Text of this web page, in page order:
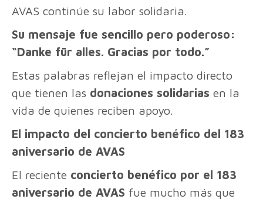
AVAS continúe su labor solidaria.
Su mensaje fue sencillo pero poderoso:
“Danke für alles. Gracias por todo.”
Estas palabras reflejan el impacto directo
que tienen las donaciones solidarias en la
vida de quienes reciben apoyo.
El impacto del concierto benéfico del 183
aniversario de AVAS
El reciente concierto benéfico por el 183
aniversario de AVAS fue mucho más que